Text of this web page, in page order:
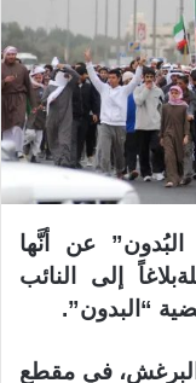
البُدون” عن أنَّها
إلى النائب
“البدون”.
البرغش، في مقطع